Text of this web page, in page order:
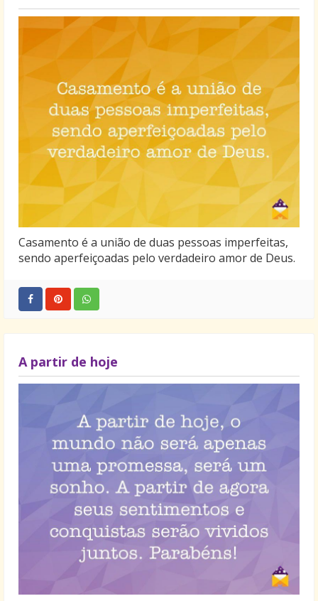
Casamento é a união de duas pessoas imperfeitas,
sendo aperfeiçoadas pelo verdadeiro amor de Deus.
A partir de hoje